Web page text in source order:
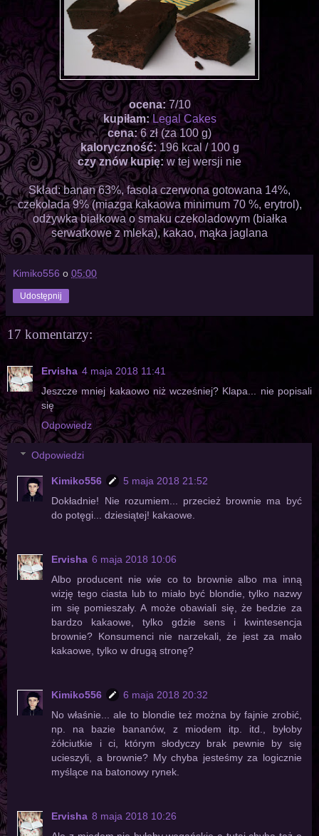
ocena: 7/10
kupiłam:Legal Cakes
cena:6 zł (za 100 g)
kaloryczność:196 kcal / 100 g
czy znów kupię: w tej wersji nie
Skład: banan 63%, fasola czerwona gotowana 14%,
czekolada 9% (miazga kakaowa minimum 70 %, erytrol),
odżywka białkowa o smaku czekoladowym (białka
serwatkowe z mleka), kakao, mąka jaglana
Kimiko556 o 05:00
Udostępnij
17 komentarzy:
Ervisha 4 maja 2018 11:41
Jeszcze mniej kakaowo niż wcześniej? Klapa... nie popisali
się
Odpowiedz
Odpowiedzi
Kimiko556
5 maja 2018 21:52
Dokładnie! Nie rozumiem... przecież brownie ma być
do potęgi... dziesiątej! kakaowe.
Ervisha 6 maja 2018 10:06
Albo producent nie wie co to brownie albo ma inną
wizję tego ciasta lub to miało być blondie, tylko nazwy
im się pomieszały. A może obawiali się, że bedzie za
bardzo kakaowe, tylko gdzie sens i kwintesencja
brownie? Konsumenci nie narzekali, że jest za mało
kakaowe, tylko w drugą stronę?
Kimiko556
6 maja 2018 20:32
No właśnie... ale to blondie też można by fajnie zrobić,
np. na bazie bananów, z miodem itp. itd., byłoby
żółciutkie i ci, którym słodyczy brak pewnie by się
ucieszyli, a brownie? My chyba jesteśmy za logicznie
myślące na batonowy rynek.
Ervisha 8 maja 2018 10:26